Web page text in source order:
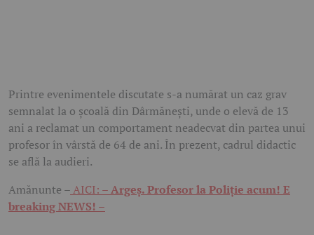
Printre evenimentele discutate s-a numărat un caz grav
semnalat la o școală din Dârmănești, unde o elevă de 13
ani a reclamat un comportament neadecvat din partea unui
profesor în vârstă de 64 de ani. În prezent, cadrul didactic
se află la audieri.
Amănunte –AICI: –Argeș. Profesor la Poliție acum! E
breaking NEWS! –